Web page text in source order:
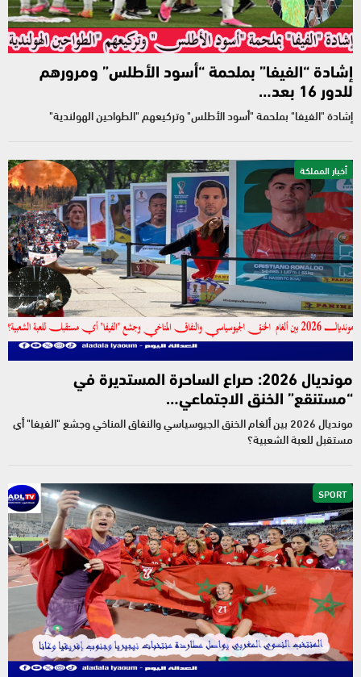
إشادة “الفيفا” بملحمة “أسود الأطلس” ومرورهم
للدور 16 بعد…
إشادة "الفيفا" بملحمة "أسود الأطلس" وتركيعهم "الطواحين الهولندية"
أخبار المملكة
مونديال 2026: صراع الساحرة المستديرة في
“مستنقع” الخنق الاجتماعي…
مونديال 2026 بين ألغام الخنق الجيوسياسي والنفاق المناخي وجشع "الفيفا" أي
مستقبل للعبة الشعبية؟
SPORT